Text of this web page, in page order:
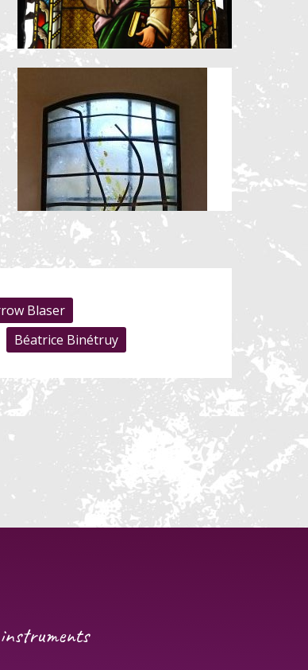
Blaser
Béatrice Binétruy
instruments